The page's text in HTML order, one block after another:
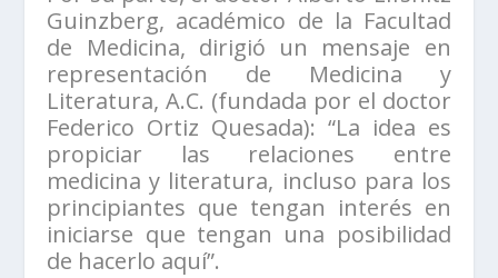
Guinzberg, académico de la Facultad
de Medicina, dirigió un mensaje en
representación de Medicina y
Literatura, A.C. (fundada por el doctor
Federico Ortiz Quesada): “La idea es
propiciar las relaciones entre
medicina y literatura, incluso para los
principiantes que tengan interés en
iniciarse que tengan una posibilidad
de hacerlo aquí”.